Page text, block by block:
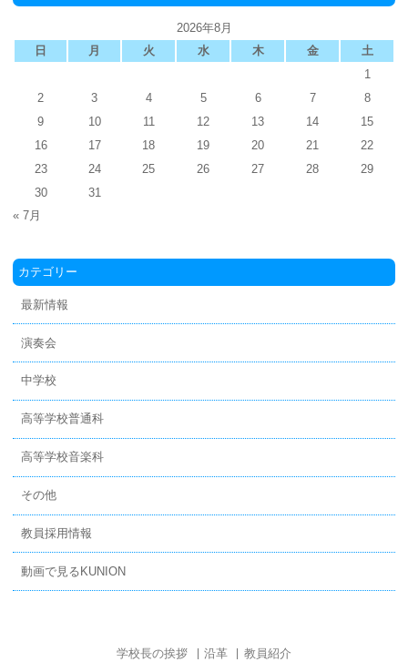
2026年8月
日
月 火 水 木 金
土
1
2
3 4 5 6 7
8
9
10 11 12 13 14
15
16
17 18 19 20 21
22
23
24 25 26 27 28
29
30
31
« 7月
カテゴリー
最新情報
演奏会
中学校
高等学校普通科
高等学校音楽科
その他
教員採用情報
動画で見るKUNION
学校長の挨拶 沿革
教員紹介